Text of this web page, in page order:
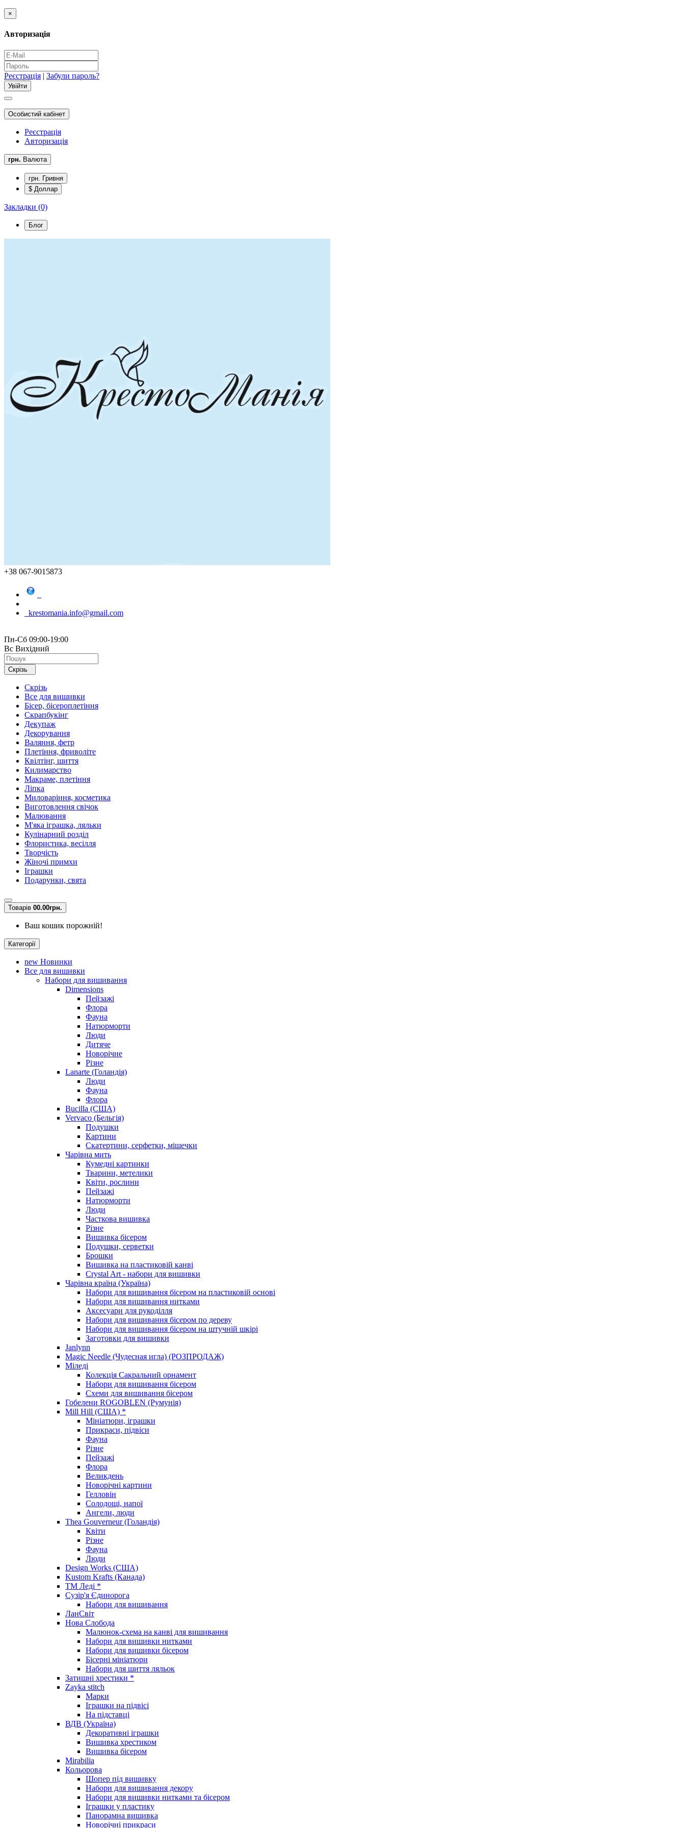
×
Авторизація
Реєстрація | Забули пароль?
Особистий кабінет
Реєстрація
Авторизація
грн. Валюта
грн. Гривня
$ Доллар
Закладки (0)
Блог
+38 067-9015873
krestomania.info@gmail.com
Пн-Сб 09:00-19:00
Вс Вихідний
Скрізь
Скрізь
Все для вишивки
Бісер, бісероплетіння
Скрапбукінг
Декупаж
Декорування
Валяння, фетр
Плетіння, фриволіте
Квілтінг, шиття
Килимарство
Макраме, плетіння
Ліпка
Миловаріння, косметика
Виготовлення свічок
Малювання
М'яка іграшка, ляльки
Кулінарний розділ
Флористика, весілля
Творчість
Жіночі примхи
Іграшки
Подарунки, свята
Товарів 00.00грн.
Ваш кошик порожній!
Категорії
new Новинки
Все для вишивки
Набори для вишивання
Dimensions
Пейзажі
Флора
Фауна
Натюрморти
Люди
Дитяче
Новорічне
Різне
Lanarte (Голандія)
Люди
Фауна
Флора
Bucilla (США)
Vervaco (Бельгія)
Подушки
Картини
Скатертини, серфетки, мішечки
Чарiвна мить
Кумедні картинки
Тварини, метелики
Квіти, рослини
Пейзажі
Натюрморти
Люди
Часткова вишивка
Різне
Вишивка бісером
Подушки, серветки
Брошки
Вишивка на пластиковій канві
Crystal Art - набори для вишивки
Чарівна країна (Україна)
Набори для вишивання бісером на пластиковій основі
Набори для вишивання нитками
Аксесуари для рукоділля
Набори для вишивання бісером по дереву
Набори для вишивання бісером на штучній шкірі
Заготовки для вишивки
Janlynn
Magic Needle (Чудесная игла) (РОЗПРОДАЖ)
Міледі
Колекція Сакральний орнамент
Набори для вишивання бісером
Схеми для вишивання бісером
Гобелени ROGOBLEN (Румунія)
Mill Hill (США) *
Мініатюри, іграшки
Прикраси, підвіси
Фауна
Різне
Пейзажі
Флора
Великдень
Новорічні картини
Гелловін
Солодощі, напої
Ангели, люди
Thea Gouverneur (Голандія)
Квіти
Різне
Фауна
Люди
Design Works (США)
Kustom Krafts (Канада)
ТМ Леді *
Сузір'я Єдинорога
Набори для вишивання
ЛанСвіт
Нова Слобода
Малюнок-схема на канві для вишивання
Набори для вишивки нитками
Набори для вишивки бісером
Бісерні мініатюри
Набори для шиття ляльок
Затишні хрестики *
Zayka stitch
Марки
Іграшки на підвісі
На підставці
ВДВ (Україна)
Декоративні іграшки
Вишивка хрестиком
Вишивка бісером
Mirabilia
Кольорова
Шопер під вишивку
Набори для вишивання декору
Набори для вишивки нитками та бісером
Іграшки у пластику
Панорамна вишивка
Новорічні прикраси